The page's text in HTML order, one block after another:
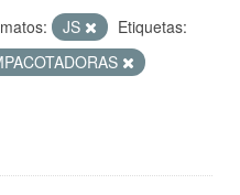
JS
Etiquetas: